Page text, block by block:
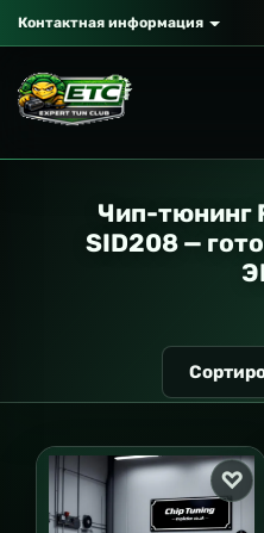
Контактная информация
Чип-тюнинг
SID208 —